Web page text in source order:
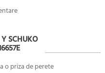
SCHUKO
o priza de perete